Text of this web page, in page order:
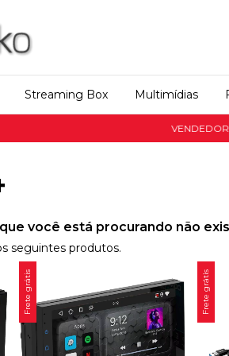
Streaming Box Multimídias
VENDEDOR
você está procurando não
seguintes produtos.
Frete grátis Frete grátis